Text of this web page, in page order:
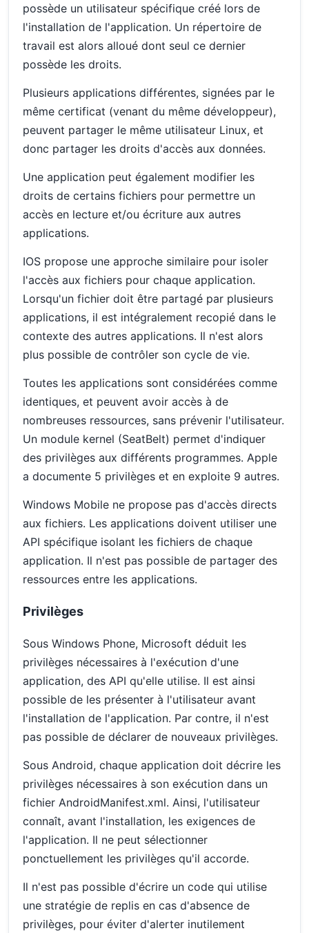
possède un utilisateur spécifique créé lors de
l'installation de l'application. Un répertoire de
travail est alors alloué dont seul ce dernier
possède les droits.
Plusieurs applications différentes, signées par le
même certificat (venant du même développeur),
peuvent partager le même utilisateur Linux, et
donc partager les droits d'accès aux données.
Une application peut également modifier les
droits de certains fichiers pour permettre un
accès en lecture et/ou écriture aux autres
applications.
IOS propose une approche similaire pour isoler
l'accès aux fichiers pour chaque application.
Lorsqu'un fichier doit être partagé par plusieurs
applications, il est intégralement recopié dans le
contexte des autres applications. Il n'est alors
plus possible de contrôler son cycle de vie.
Toutes les applications sont considérées comme
identiques, et peuvent avoir accès à de
nombreuses ressources, sans prévenir l'utilisateur.
Un module kernel (SeatBelt) permet d'indiquer
des privilèges aux différents programmes. Apple
a documente 5 privilèges et en exploite 9 autres.
Windows Mobile ne propose pas d'accès directs
aux fichiers. Les applications doivent utiliser une
API spécifique isolant les fichiers de chaque
application. Il n'est pas possible de partager des
ressources entre les applications.
Privilèges
Sous Windows Phone, Microsoft déduit les
privilèges nécessaires à l'exécution d'une
application, des API qu'elle utilise. Il est ainsi
possible de les présenter à l'utilisateur avant
l'installation de l'application. Par contre, il n'est
pas possible de déclarer de nouveaux privilèges.
Sous Android, chaque application doit décrire les
privilèges nécessaires à son exécution dans un
fichier AndroidManifest.xml. Ainsi, l'utilisateur
connaît, avant l'installation, les exigences de
l'application. Il ne peut sélectionner
ponctuellement les privilèges qu'il accorde.
Il n'est pas possible d'écrire un code qui utilise
une stratégie de replis en cas d'absence de
privilèges, pour éviter d'alerter inutilement